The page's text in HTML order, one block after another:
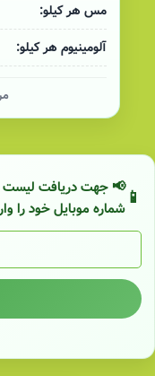
مس هر کیلو:
آلومینیوم هر کیلو:
📢 جهت دریافت لیست
شماره موبایل خود را